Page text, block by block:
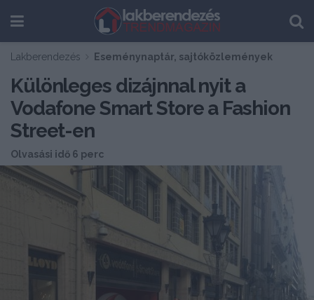
Lakberendezés Eseménynaptár, sajtóközlemények
Különleges dizájnnal nyit a
Vodafone Smart Store a Fashion
Street-en
Olvasási idő 6 perc